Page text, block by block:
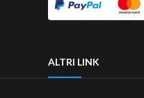
ALTRI LINK